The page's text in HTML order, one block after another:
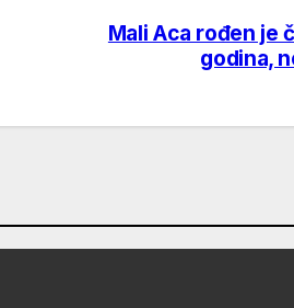
Mali Aca rođen je
godina,